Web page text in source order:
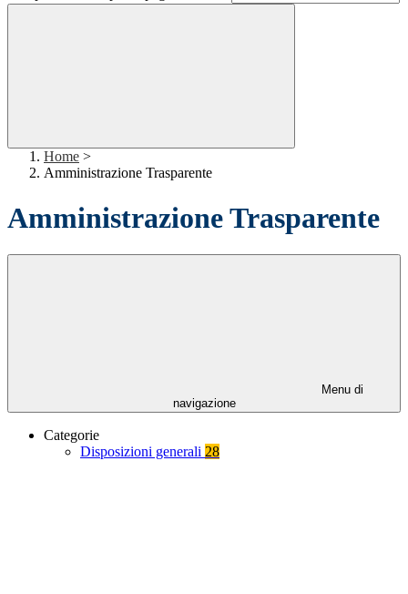
Home >
Amministrazione Trasparente
Amministrazione Trasparente
Menu di
navigazione
Categorie
Disposizioni generali 28